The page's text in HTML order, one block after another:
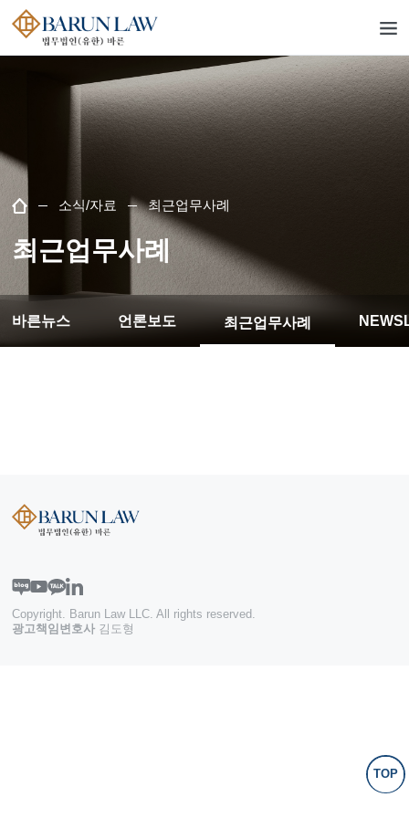
소식/자료 최근업무사례
최근업무사례
바른뉴스 언론보도 최근업무사례
TOP
Copyright. Barun Law LLC. All rights reserved.
광고책임변호사 김도형